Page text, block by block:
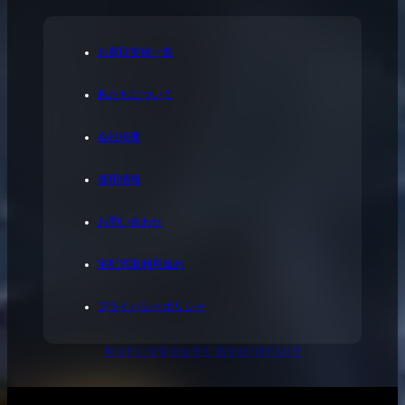
お買取実績一覧
私たちについて
会社概要
採用情報
お問い合わせ
宅配買取利用規約
プライバシーポリシー
東京都公安委員会許可 第304371805541号